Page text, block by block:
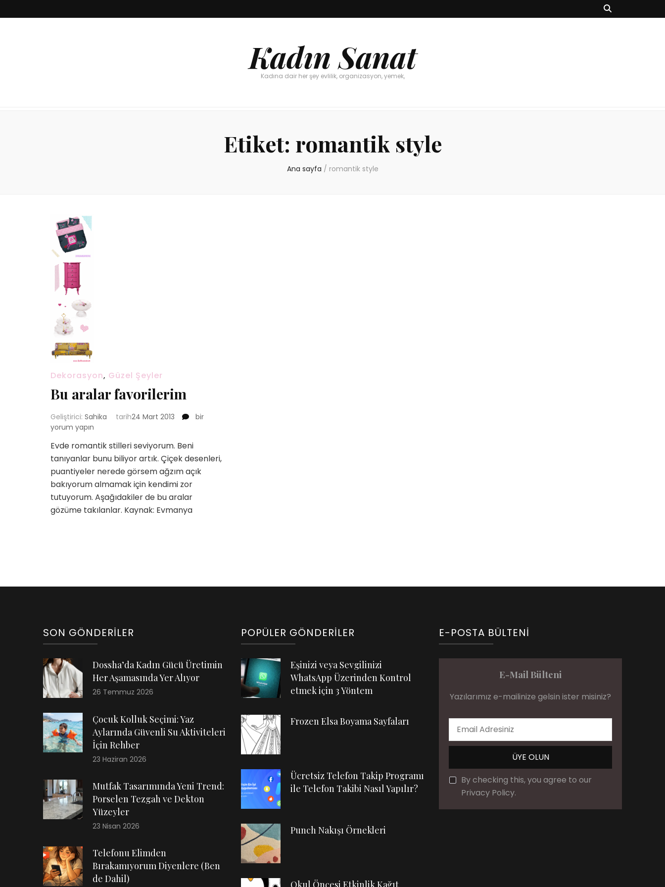
Kadın Sanat
Kadına dair her şey evlilik, organizasyon, yemek,
Etiket: romantik style
Ana sayfa / romantik style
Dekorasyon, Güzel Şeyler
Bu aralar favorilerim
Geliştirici: Sahika tarih24 Mart 2013
Bu
için
bir
yorum yapın
Evde romantik stilleri seviyorum. Beni
tanıyanlar bunu biliyor artık. Çiçek desenleri,
puantiyeler nerede görsem ağzım açık
bakıyorum almamak için kendimi zor
tutuyorum. Aşağıdakiler de bu aralar
gözüme takılanlar. Kaynak: Evmanya
SON GÖNDERILER
Dossha’da Kadın Gücü Üretimin
Her Aşamasında Yer Alıyor
26 Temmuz 2026
Çocuk Kolluk Seçimi: Yaz
Aylarında Güvenli Su Aktiviteleri
İçin Rehber
23 Haziran 2026
Mutfak Tasarımında Yeni Trend:
Porselen Tezgah ve Dekton
Yüzeyler
23 Nisan 2026
Telefonu Elimden
Bırakamıyorum Diyenlere (Ben
de Dahil)
POPÜLER GÖNDERILER
Eşinizi veya Sevgilinizi
WhatsApp Üzerinden Kontrol
etmek için 3 Yöntem
Frozen Elsa Boyama Sayfaları
Ücretsiz Telefon Takip Programı
ile Telefon Takibi Nasıl Yapılır?
Punch Nakışı Örnekleri
Okul Öncesi Etkinlik Kağıt
E-POSTA BÜLTENI
E-Mail Bülteni
Yazılarımız e-mailinize gelsin ister misiniz?
By checking this, you agree to our
Privacy Policy.